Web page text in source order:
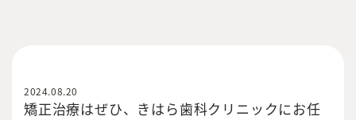
2024.08.20
矯正治療はぜひ、きはら歯科クリニックにお任